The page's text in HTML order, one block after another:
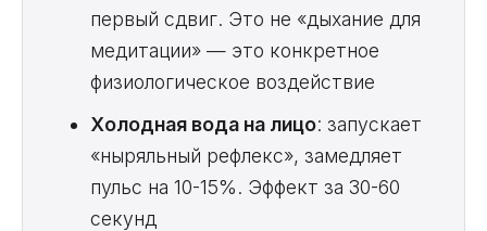
первый сдвиг. Это не «дыхание для
медитации» — это конкретное
физиологическое воздействие
Холодная вода на лицо: запускает
«ныряльный рефлекс», замедляет
пульс на 10-15%. Эффект за 30-60
секунд